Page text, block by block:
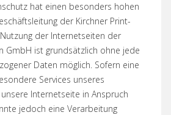
hat einen besonders hohen
der Kirchner Print-
der Internetseiten der
GmbH ist grundsätzlich ohne jede
Daten möglich. Sofern eine
Services unseres
Internetseite in Anspruch
jedoch eine Verarbeitung